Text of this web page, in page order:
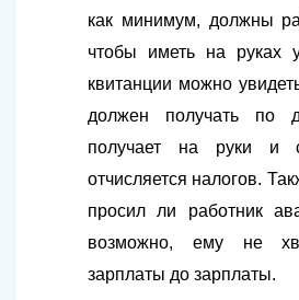
как минимум, должны
чтобы иметь на
квитанции можно
должен получать по
получает на руки и
отчисляется налогов.
просил ли работник
возможно, ему не
зарплаты до зарплаты.